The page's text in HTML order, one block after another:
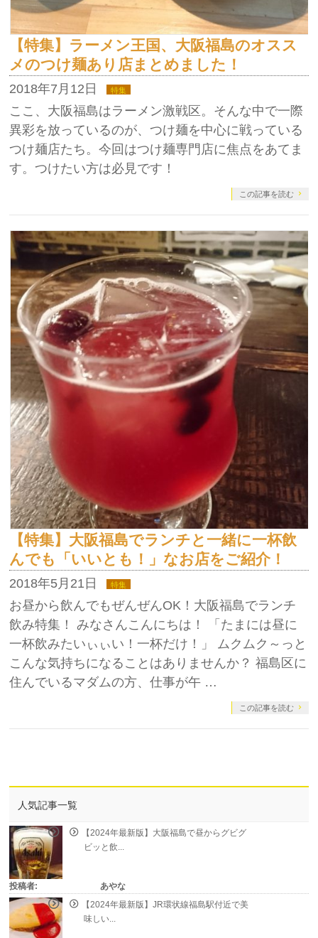
【特集】ラーメン王国、大阪福島のオスス
メのつけ麺あり店まとめました！
2018年7月12日 特集
ここ、大阪福島はラーメン激戦区。そんな中で一際
異彩を放っているのが、つけ麺を中心に戦っている
つけ麺店たち。今回はつけ麺専門店に焦点をあてま
す。つけたい方は必見です！
この記事を読む
【特集】大阪福島でランチと一緒に一杯飲
んでも「いいとも！」なお店をご紹介！
2018年5月21日 特集
お昼から飲んでもぜんぜんOK！大阪福島でランチ
飲み特集！ みなさんこんにちは！ 「たまには昼に
一杯飲みたいぃぃい！一杯だけ！」 ムクムク～っと
こんな気持ちになることはありませんか？ 福島区に
住んでいるマダムの方、仕事が午 …
この記事を読む
人気記事一覧
【2024年最新版】大阪福島で昼からグビグ
ビッと飲...
投稿者:
あやな
【2024年最新版】JR環状線福島駅付近で美
味しい...